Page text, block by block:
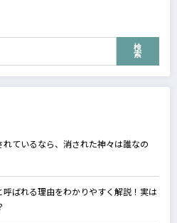
検
索
ているなら、消された神々は誰なの
ばれる理由をわかりやすく解説！実は